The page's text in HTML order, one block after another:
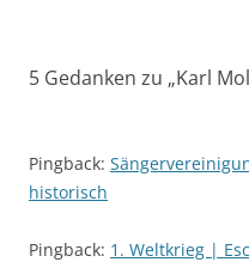
5 Gedanken zu „Karl
Pingback:
historisch
Pingback: 1. Weltkrieg |